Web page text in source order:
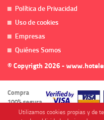
Política de Privacidad
Uso de cookies
Empresas
Quiénes Somos
© Copyrigth 2026 -
Compra
100% segura
Utilizamos cookies propias y de